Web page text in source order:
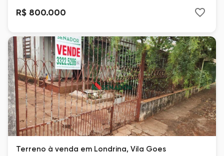
R$ 800.000
Terreno à venda em Londrina, Vila Goes